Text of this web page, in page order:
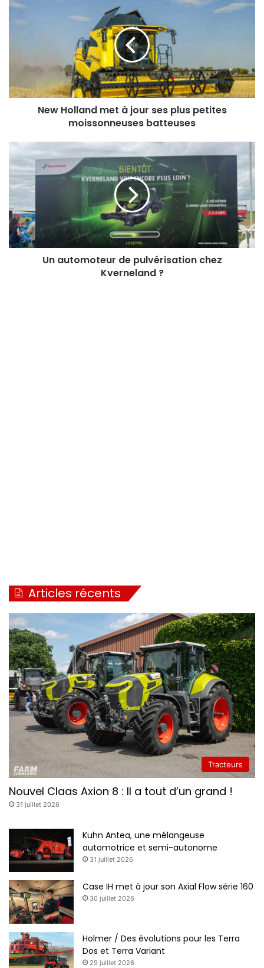
Holland
met
petites
moissonneuses
batteusesNew Holland met à jour ses plus petites
moissonneuses batteuses
Un
automoteur
de
pulvérisation
Kverneland
?
Un automoteur de pulvérisation chez
Kverneland ?
Articles récents
Tracteurs
Nouvel Claas Axion 8 : Il a tout d’un grand !
31 juillet 2026
Kuhn Antea, une mélangeuse
automotrice et semi-autonome
31 juillet 2026
Case IH met à jour son Axial Flow série 160
30 juillet 2026
Holmer / Des évolutions pour les Terra
Dos et Terra Variant
29 juillet 2026